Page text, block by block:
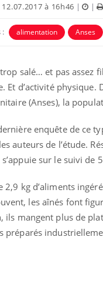
à 16h46 | |
: alimentation Anses
salé… et pas assez
Et d’activité physique.
(Anses), la
enquête de ce
auteurs de l’étude.
sur le suivi de
2,9 kg d’aliments
les aînés font
ils mangent plus de
préparés
pour
mental ou
de la
ce qui la rend